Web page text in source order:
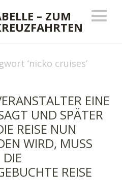
– ZUM
‘nicko cruises’
EINE
UND SPÄTER
REISE NUN
WIRD, MUSS
DIE
REISE